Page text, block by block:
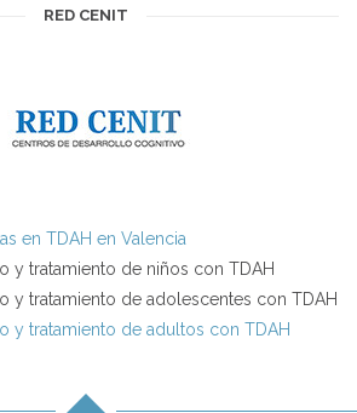
RED CENIT
en TDAH en Valencia
y tratamiento de niños con TDAH
y tratamiento de adolescentes con TDAH
y tratamiento de adultos con TDAH